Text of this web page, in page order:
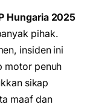
Hungaria 2025
pihak.
insiden ini
motor penuh
sikap
maaf dan